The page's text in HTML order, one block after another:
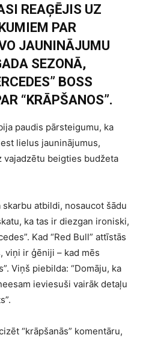
REAĢĒJIS UZ
PAR
JAUNINĀJUMU
SEZONĀ,
BOSS
“KRĀPŠANOS”.
paudis pārsteigumu, ka
lielus jauninājumus,
vajadzētu beigties budžeta
atbildi, nosaucot šādu
ka tas ir diezgan ironiski,
Kad “Red Bull” attīstās
viņi ir ģēniji – kad mēs
Viņš piebilda: “Domāju, ka
ieviesuši vairāk detaļu
“krāpšanās” komentāru,